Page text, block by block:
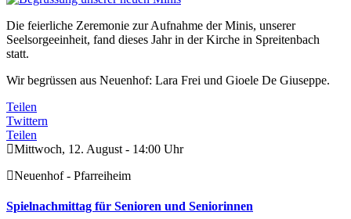
Die feierliche Zeremonie zur Aufnahme der Minis, unserer
Seelsorgeeinheit, fand dieses Jahr in der Kirche in Spreitenbach
statt.
Wir begrüssen aus Neuenhof: Lara Frei und Gioele De Giuseppe.
Teilen
Twittern
Teilen
Mittwoch, 12. August - 14:00 Uhr
Neuenhof - Pfarreiheim
Spielnachmittag für Senioren und Seniorinnen